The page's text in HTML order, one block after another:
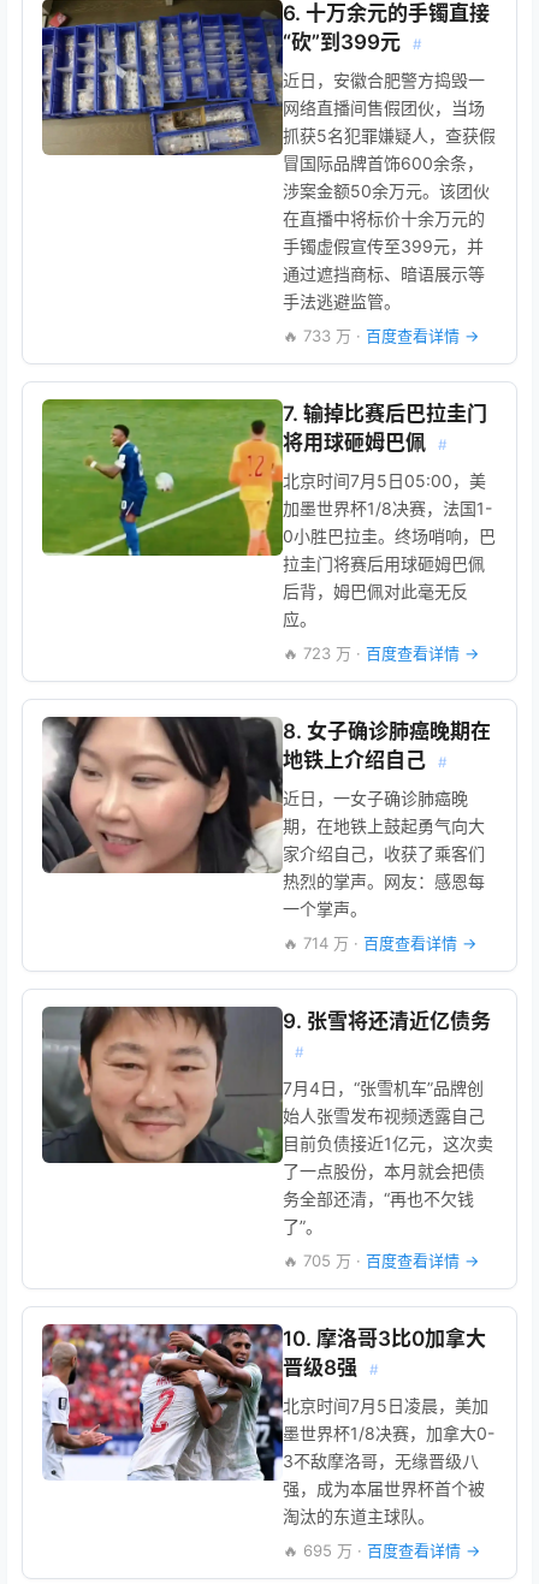
6. 十万余元的手镯直接
“砍”到399元
#
近日，安徽合肥警方捣毁一
网络直播间售假团伙，当场
抓获5名犯罪嫌疑人，查获假
冒国际品牌首饰600余条，
涉案金额50余万元。该团伙
在直播中将标价十余万元的
手镯虚假宣传至399元，并
通过遮挡商标、暗语展示等
手法逃避监管。
🔥 733 万 · 百度查看详情 →
7. 输掉比赛后巴拉圭门
将用球砸姆巴佩
#
北京时间7月5日05:00，美
加墨世界杯1/8决赛，法国1-
0小胜巴拉圭。终场哨响，巴
拉圭门将赛后用球砸姆巴佩
后背，姆巴佩对此毫无反
应。
🔥 723 万 · 百度查看详情 →
8. 女子确诊肺癌晚期在
地铁上介绍自己
#
近日，一女子确诊肺癌晚
期，在地铁上鼓起勇气向大
家介绍自己，收获了乘客们
热烈的掌声。网友：感恩每
一个掌声。
🔥 714 万 · 百度查看详情 →
9. 张雪将还清近亿债务
#
7月4日，“张雪机车”品牌创
始人张雪发布视频透露自己
目前负债接近1亿元，这次卖
了一点股份，本月就会把债
务全部还清，“再也不欠钱
了”。
🔥 705 万 · 百度查看详情 →
10. 摩洛哥3比0加拿大
晋级8强
#
北京时间7月5日凌晨，美加
墨世界杯1/8决赛，加拿大0-
3不敌摩洛哥，无缘晋级八
强，成为本届世界杯首个被
淘汰的东道主球队。
🔥 695 万 · 百度查看详情 →